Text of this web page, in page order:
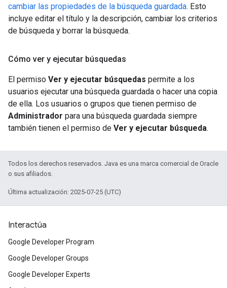
cambiar las propiedades de la búsqueda guardada. Esto
incluye editar el título y la descripción, cambiar los criterios
de búsqueda y borrar la búsqueda.
Cómo ver y ejecutar búsquedas
El permiso Ver y ejecutar búsquedas permite a los
usuarios ejecutar una búsqueda guardada o hacer una copia
de ella. Los usuarios o grupos que tienen permiso de
Administrador para una búsqueda guardada siempre
también tienen el permiso de Ver y ejecutar búsqueda.
Todos los derechos reservados. Java es una marca comercial de Oracle
o sus afiliados.
Última actualización: 2025-07-25 (UTC)
Interactúa
Google Developer Program
Google Developer Groups
Google Developer Experts